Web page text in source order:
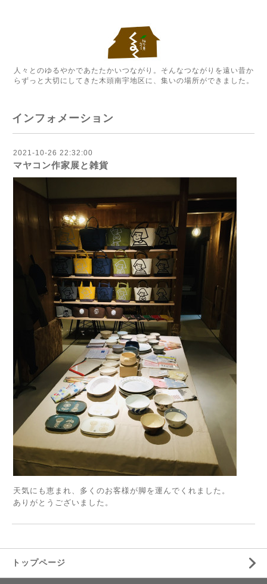
人々とのゆるやかであたたかいつながり。そんなつながりを遠い昔か
らずっと大切にしてきた木頭南宇地区に、集いの場所ができました。
インフォメーション
2021-10-26 22:32:00
マヤコン作家展と雑貨
天気にも恵まれ、多くのお客様が脚を運んでくれました。
ありがとうございました。
トップページ